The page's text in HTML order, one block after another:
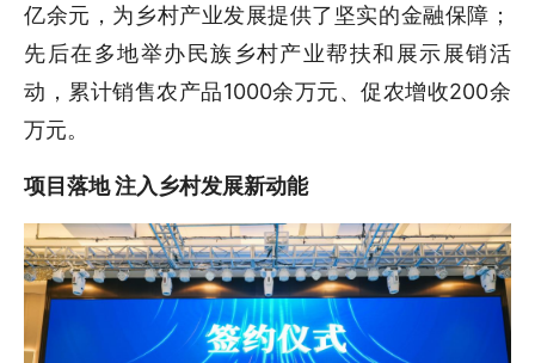
亿余元，为乡村产业发展提供了坚实的金融保障；
先后在多地举办民族乡村产业帮扶和展示展销活
动，累计销售农产品1000余万元、促农增收200余
万元。
项目落地 注入乡村发展新动能